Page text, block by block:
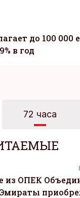
до 100 000
в год
72 часа
из ОПЕК